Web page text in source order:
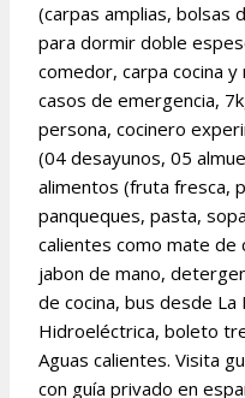
(carpas amplias, bolsas
para dormir doble
comedor, carpa cocina
casos de emergencia,
persona, cocinero
(04 desayunos, 05
alimentos (fruta fresca,
panqueques, pasta,
calientes como mate de
jabon de mano,
de cocina, bus desde La
Hidroeléctrica, boleto
Aguas calientes. Visita
con guía privado en